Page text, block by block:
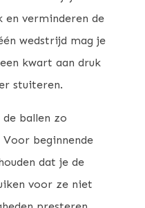
en verminderen de
wedstrijd mag je
kwart aan druk
stuiteren.
ballen zo
Voor beginnende
dat je de
voor ze niet